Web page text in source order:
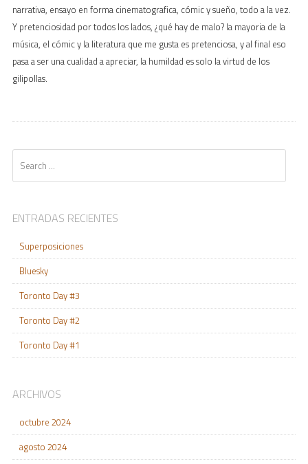
narrativa, ensayo en forma cinematografica, cómic y sueño, todo a la vez.
Y pretenciosidad por todos los lados, ¿qué hay de malo? la mayoria de la
música, el cómic y la literatura que me gusta es pretenciosa, y al final eso
pasa a ser una cualidad a apreciar, la humildad es solo la virtud de los
gilipollas.
ENTRADAS RECIENTES
Superposiciones
Bluesky
Toronto Day #3
Toronto Day #2
Toronto Day #1
ARCHIVOS
octubre 2024
agosto 2024